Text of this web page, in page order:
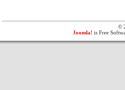
©
Joomla! is Free